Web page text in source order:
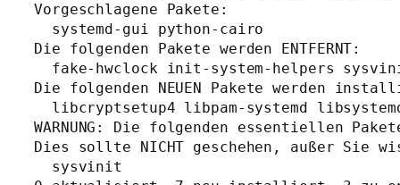
Vorgeschlagene Pakete:
  systemd-gui python-cairo
Die folgenden Pakete werden ENTFERNT:
fake-hwclock init-system-helpers
Die folgenden NEUEN Pakete werden
libcryptsetup4 libpam-systemd
WARNUNG: Die folgenden essentiellen
Dies sollte NICHT geschehen, außer Sie
  sysvinit